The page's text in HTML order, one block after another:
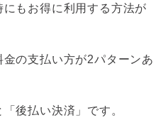
にもお得に利用する方法が
の支払い方が2パターンあ
後払い決済」です。